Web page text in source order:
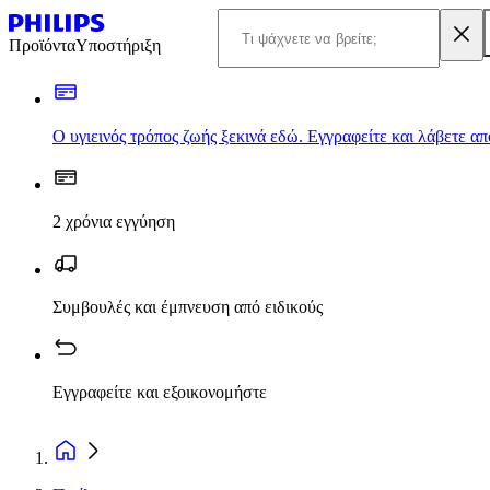
ΠροϊόνταΥποστήριξη
Ο υγιεινός τρόπος ζωής ξεκινά εδώ. Εγγραφείτε και λάβετε
2 χρόνια εγγύηση
Συμβουλές και έμπνευση από ειδικούς
Εγγραφείτε και εξοικονομήστε